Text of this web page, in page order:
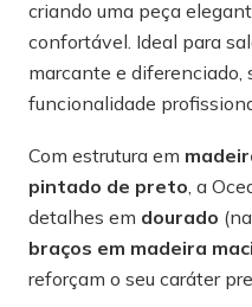
criando uma peça
confortável. Ideal para
marcante e diferenciado,
funcionalidade
Com estrutura em
pintado de preto, a
detalhes em dourado
braços em madeira
reforçam o seu caráter